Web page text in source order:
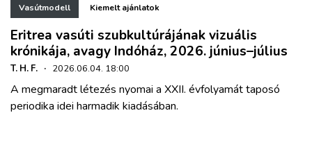
Vasútmodell Kiemelt ajánlatok
Eritrea vasúti szubkultúrájának vizuális
krónikája, avagy Indóház, 2026. június–július
T. H. F. · 2026.06.04. 18:00
A megmaradt létezés nyomai a XXII. évfolyamát taposó
periodika idei harmadik kiadásában.